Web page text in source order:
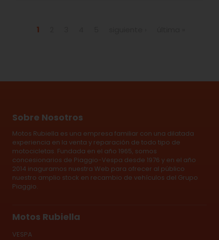
1
Sobre Nosotros
Motos Rubiella es una empresa familiar con una dilatada
experiencia en la venta y reparación de todo tipo de
motocicletas. Fundada en el año 1965, somos
concesionarios de Piaggio-Vespa desde 1976 y en el año
2014 inaguramos nuestra Web para ofrecer al público
nuestro amplio stock en recambio de vehículos del Grupo
Piaggio.
Motos Rubiella
VESPA